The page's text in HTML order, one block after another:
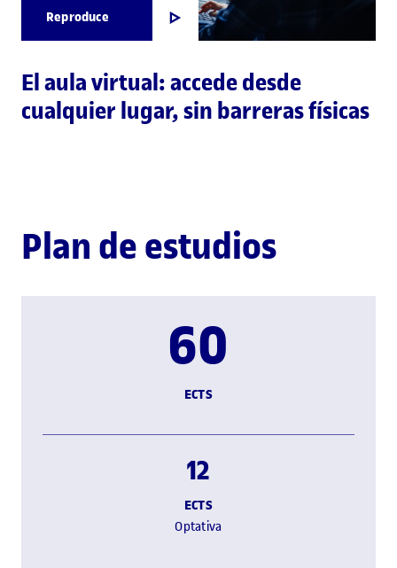
Reproduce
El aula virtual: accede desde
cualquier lugar, sin barreras físicas
Plan de estudios
60
ECTS
12
ECTS
Optativa